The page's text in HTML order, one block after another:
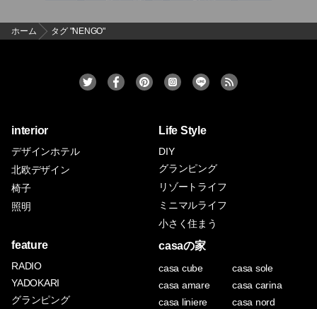
ホーム タグ "NENGO"
interior
デザインホテル
北欧デザイン
椅子
照明
Life Style
DIY
グランピング
リゾートライフ
ミニマルライフ
小さく住まう
feature
RADIO
YADOKARI
グランピング
casaの家
casa cube
casa sole
casa amare
casa carina
casa liniere
casa nord